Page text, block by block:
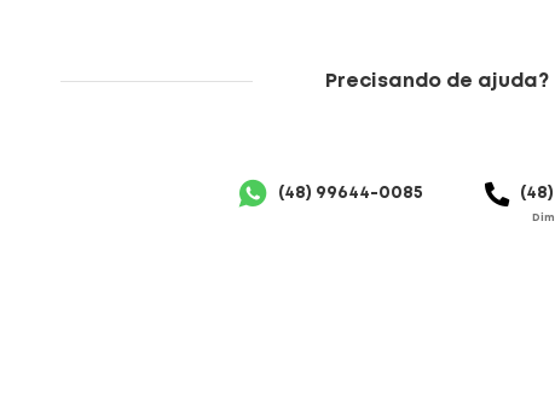
Precisando de ajuda?
(48) 99644-0085 (48)